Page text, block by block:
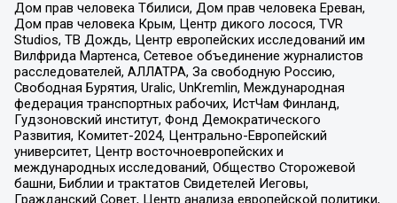
Дом прав человека Тбилиси, Дом прав человека Ереван,
Дом прав человека Крым, Центр дикого лосося, TVR
Studios, ТВ Дождь, Центр европейских исследований им
Вилфрида Мартенса, Сетевое объединение журналистов
расследователей, АЛЛАТРА, За свободную Россию,
Свободная Бурятия, Uralic, UnKremlin, Международная
федерация транспортных рабочих, ИстЧам Финланд,
Гудзоновский институт, Фонд Демократического
Развития, Комитет-2024, Центрально-Европейский
университет, Центр восточноевропейских и
международных исследований, Общество Сторожевой
башни, Библии и трактатов Свидетелей Иеговы,
Гражданский Совет, Центр анализа европейской политики,